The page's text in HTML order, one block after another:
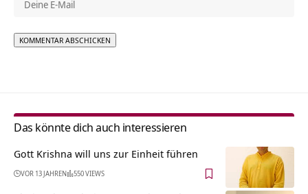
Das könnte dich auch interessieren
Gott Krishna will uns zur Einheit führen
VOR 13 JAHREN 550 VIEWS